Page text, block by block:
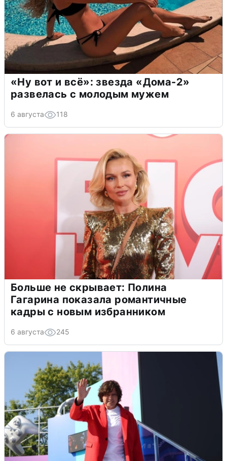
«Ну вот и всё»: звезда «Дома-2»
развелась с молодым мужем
6 августа 118
Больше не скрывает: Полина
Гагарина показала романтичные
кадры с новым избранником
6 августа 245